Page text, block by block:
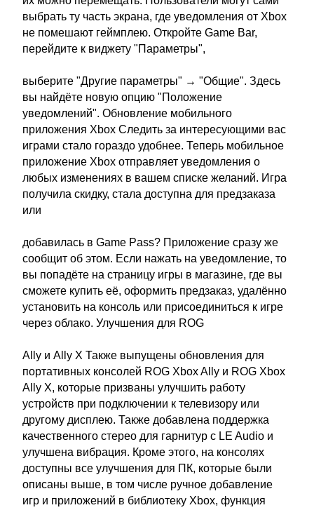
выбрать ту часть экрана, где уведомления от Xbox
не помешают геймплею. Откройте Game Bar,
перейдите к виджету "Параметры",
выберите "Другие параметры" → "Общие". Здесь
вы найдёте новую опцию "Положение
уведомлений". Обновление мобильного
приложения Xbox Следить за интересующими вас
играми стало гораздо удобнее. Теперь мобильное
приложение Xbox отправляет уведомления о
любых изменениях в вашем списке желаний. Игра
получила скидку, стала доступна для предзаказа
или
добавилась в Game Pass? Приложение сразу же
сообщит об этом. Если нажать на уведомление, то
вы попадёте на страницу игры в магазине, где вы
сможете купить её, оформить предзаказ, удалённо
установить на консоль или присоединиться к игре
через облако. Улучшения для ROG
Ally и Ally X Также выпущены обновления для
портативных консолей ROG Xbox Ally и ROG Xbox
Ally X, которые призваны улучшить работу
устройств при подключении к телевизору или
другому дисплею. Также добавлена поддержка
качественного стерео для гарнитур с LE Audio и
улучшена вибрация. Кроме этого, на консолях
доступны все улучшения для ПК, которые были
описаны выше, в том числе ручное добавление
игр и приложений в библиотеку Xbox, функция